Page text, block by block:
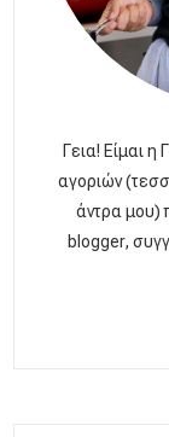
Γεια! Είμαι
αγοριών
άντρα μου)
blogger,